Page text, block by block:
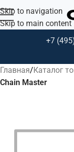
Skip to navigation
Skip to main content
+7
Главная Каталог
Chain Master